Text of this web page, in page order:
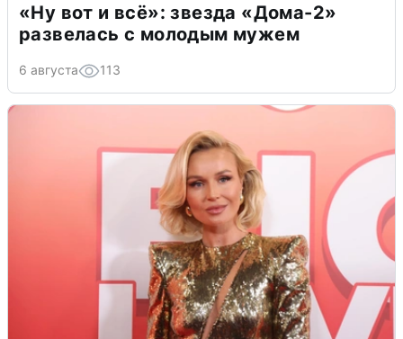
«Ну вот и всё»: звезда «Дома-2»
развелась с молодым мужем
6 августа 113